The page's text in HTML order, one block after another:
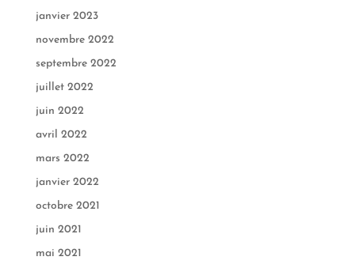
janvier 2023
novembre 2022
septembre 2022
juillet 2022
juin 2022
avril 2022
mars 2022
janvier 2022
octobre 2021
juin 2021
mai 2021